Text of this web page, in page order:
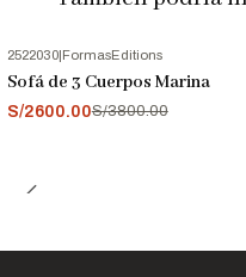
OFF
2522030|FormasEditions
Sofá de 3 Cuerpos Marina
S/2600.00S/3800.00